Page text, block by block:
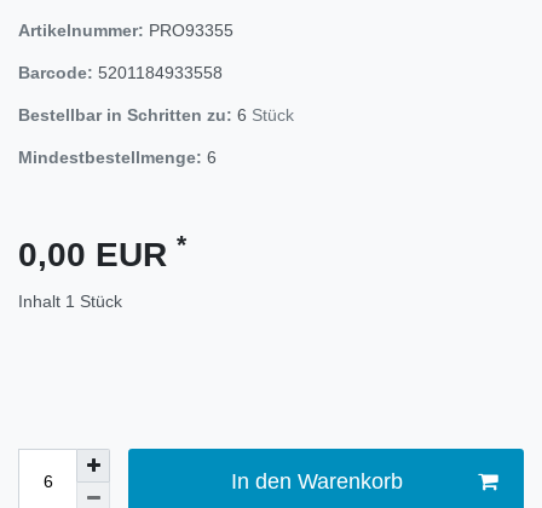
Artikelnummer: PRO93355
Barcode: 5201184933558
Bestellbar in Schritten zu: 6 Stück
Mindestbestellmenge: 6
0,00 EUR *
Inhalt 1 Stück
In den Warenkorb